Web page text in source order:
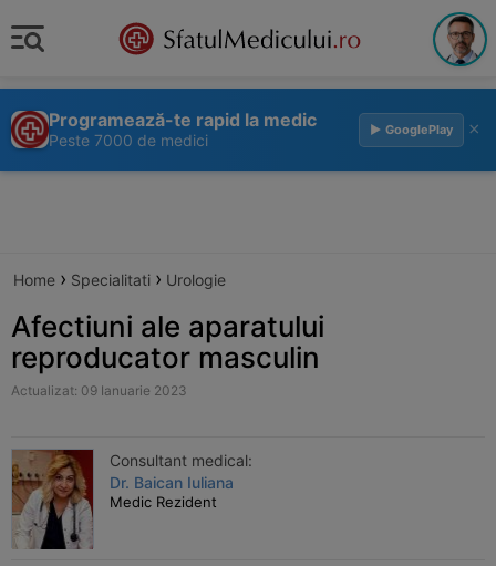
Programează-te rapid la medic
Peste 7000 de medici
▶ GooglePlay ×
Home › Specialitati › Urologie
Afectiuni ale aparatului
reproducator masculin
Actualizat: 09 Ianuarie 2023
Consultant medical:
Dr. Baican Iuliana
Medic Rezident